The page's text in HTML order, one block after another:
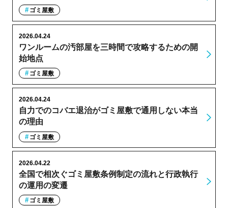
ゴミ屋敷
ワンルームの汚部屋を三時間で攻略するための開
始地点
2026.04.24
ゴミ屋敷
自力でのコバエ退治がゴミ屋敷で通用しない本当
の理由
2026.04.24
ゴミ屋敷
全国で相次ぐゴミ屋敷条例制定の流れと行政執行
の運用の変遷
2026.04.22
ゴミ屋敷